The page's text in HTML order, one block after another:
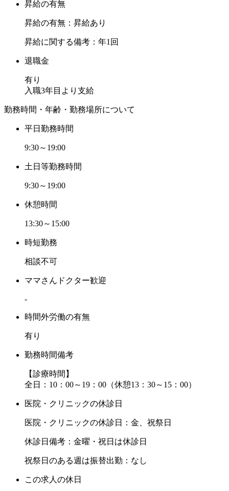
昇給の有無
昇給の有無：昇給あり
昇給に関する備考：年1回
退職金
有り
入職3年目より支給
勤務時間・年齢・勤務場所について
平日勤務時間
9:30～19:00
土日等勤務時間
9:30～19:00
休憩時間
13:30～15:00
時短勤務
相談不可
ママさんドクター歓迎
-
時間外労働の有無
有り
勤務時間備考
【診療時間】
全日：10：00～19：00（休憩13：30～15：00）
医院・クリニックの休診日
医院・クリニックの休診日：金、祝祭日
休診日備考：金曜・祝日は休診日
祝祭日のある週は振替出勤：なし
この求人の休日